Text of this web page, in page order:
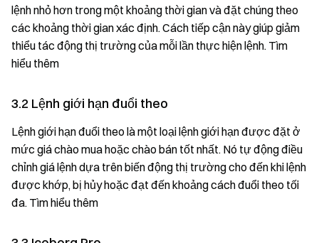
lệnh nhỏ hơn trong một khoảng thời gian và đặt chúng theo
các khoảng thời gian xác định. Cách tiếp cận này giúp giảm
thiểu tác động thị trường của mỗi lần thực hiện lệnh. Tìm
hiểu thêm
3.2 Lệnh giới hạn đuổi theo
Lệnh giới hạn đuổi theo là một loại lệnh giới hạn được đặt ở
mức giá chào mua hoặc chào bán tốt nhất. Nó tự động điều
chỉnh giá lệnh dựa trên biến động thị trường cho đến khi lệnh
được khớp, bị hủy hoặc đạt đến khoảng cách đuổi theo tối
đa. Tìm hiểu thêm